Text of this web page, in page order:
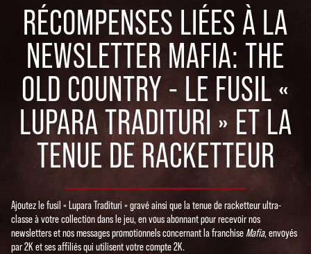
RÉCOMPENSES LIÉES À LA
NEWSLETTER MAFIA: THE
OLD COUNTRY - LE FUSIL «
LUPARA TRADITURI » ET LA
TENUE DE RACKETTEUR
Ajoutez le fusil « Lupara Tradituri » gravé ainsi que la tenue de racketteur ultra-
classe à votre collection dans le jeu, en vous abonnant pour recevoir nos
newsletters et nos messages promotionnels concernant la franchise Mafia, envoyés
par 2K et ses affiliés qui utilisent votre compte 2K.